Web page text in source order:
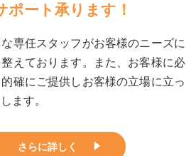
ポート承ります！
専任スタッフがお客様のニーズに
えております。また、お客様に必
確にご提供しお客様の立場に立っ
ます。
さらに詳しく